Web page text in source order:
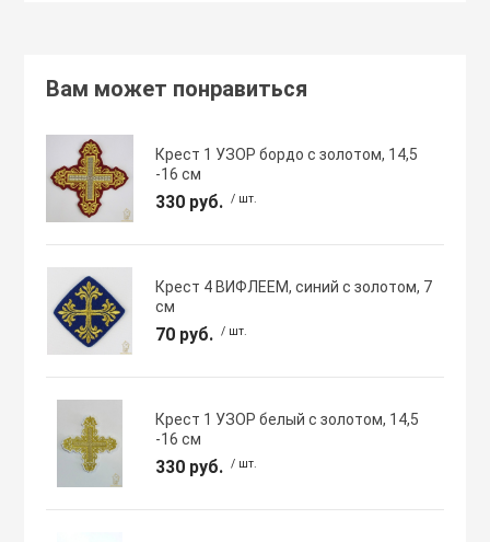
Вам может понравиться
Крест 1 УЗОР бордо с золотом, 14,5
-16 см
330 руб. / шт.
Крест 4 ВИФЛЕЕМ, синий с золотом, 7
см
70 руб. / шт.
Крест 1 УЗОР белый с золотом, 14,5
-16 см
330 руб. / шт.